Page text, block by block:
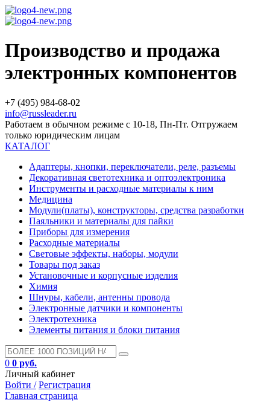
Производство и продажа
электронных компонентов
+7 (495) 984-68-02
info@russleader.ru
Работаем в обычном режиме с 10-18, Пн-Пт. Отгружаем
только юридическим лицам
КАТАЛОГ
Адаптеры, кнопки, переключатели, реле, разъемы
Декоративная светотехника и оптоэлектроника
Инструменты и расходные материалы к ним
Медицина
Модули(платы), конструкторы, средства разработки
Паяльники и материалы для пайки
Приборы для измерения
Расходные материалы
Световые эффекты, наборы, модули
Товары под заказ
Установочные и корпусные изделия
Химия
Шнуры, кабели, антенны провода
Электронные датчики и компоненты
Электротехника
Элементы питания и блоки питания
0 0 руб.
Личный кабинет
Войти / Регистрация
Главная страница